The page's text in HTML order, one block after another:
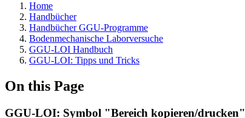
Home
Handbücher
Handbücher GGU-Programme
Bodenmechanische Laborversuche
GGU-LOI Handbuch
GGU-LOI: Tipps und Tricks
On this Page
GGU-LOI: Symbol "Bereich kopieren/drucken"